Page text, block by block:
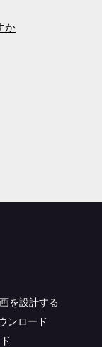
か
を設計する
ンロード